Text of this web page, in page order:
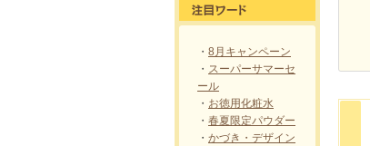
・ 8月キャンペーン
・ スーパーサマーセ
ール
・ お徳用化粧水
・ 春夏限定パウダー
・ かづき・デザイン